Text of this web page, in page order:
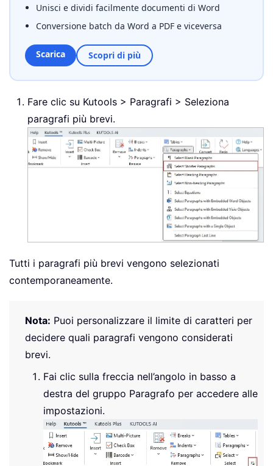
Unisci e dividi facilmente documenti di Word
Conversione batch da Word a PDF e viceversa
Scarica Scopri di più
Fare clic su Kutools > Paragrafi > Seleziona
paragrafi più brevi.
Tutti i paragrafi più brevi vengono selezionati
contemporaneamente.
Nota: Puoi personalizzare il limite di caratteri per
decidere quali paragrafi vengono considerati
brevi.
Fai clic sulla freccia nell’angolo in basso a
destra del gruppo Paragrafo per accedere alle
impostazioni.